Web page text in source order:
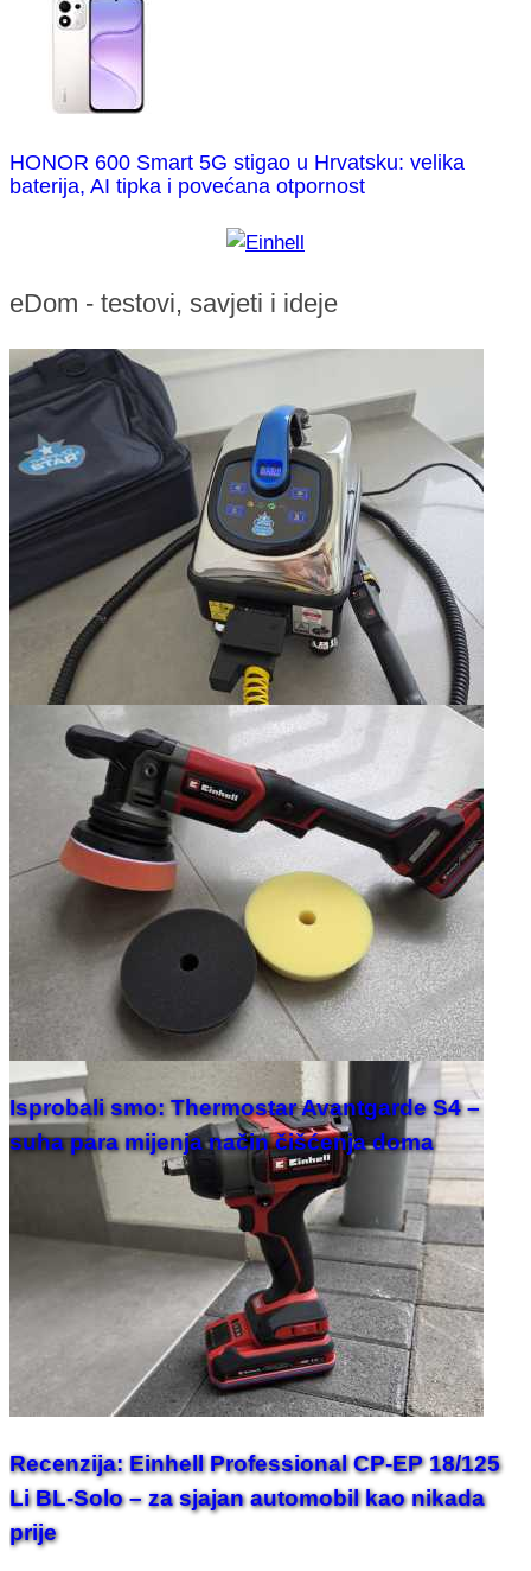
HONOR 600 Smart 5G stigao u Hrvatsku: velika
baterija, AI tipka i povećana otpornost
eDom - testovi, savjeti i ideje
Isprobali smo: Thermostar Avantgarde S4 –
suha para mijenja način čišćenja doma
Recenzija: Einhell Professional CP-EP 18/125
Li BL-Solo – za sjajan automobil kao nikada
prije